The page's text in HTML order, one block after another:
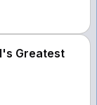
Greatest